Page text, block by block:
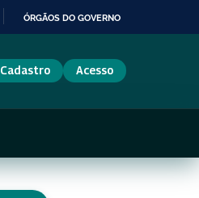
ÓRGÃOS DO GOVERNO
Cadastro Acesso